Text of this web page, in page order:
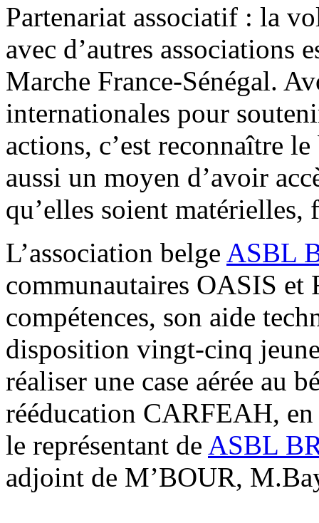
Partenariat associatif : la
avec d’autres associations
Marche France-Sénégal.
internationales pour
actions, c’est reconnaître
aussi un moyen d’avoir
qu’elles soient matérielles,
L’association belge ASBL
communautaires OASIS et
compétences, son aide
disposition vingt-cinq
réaliser une case aérée au
rééducation CARFEAH,
le représentant de ASBL
adjoint de M’BOUR,